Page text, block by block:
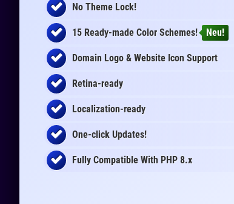
No Theme Lock!
15 Ready-made Color Schemes! Neu!
Domain Logo & Website Icon Support
Retina-ready
Localization-ready
One-click Updates!
Fully Compatible With PHP 8.x